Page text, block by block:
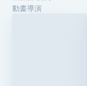
動畫導演